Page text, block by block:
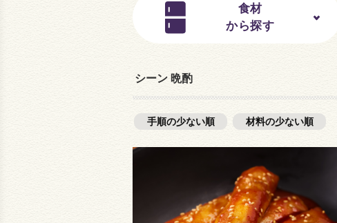
食材
から探す
シーン 晩酌
手順の少ない順 材料の少ない順